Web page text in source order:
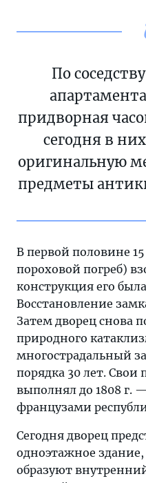
По
придворная
сегодня в
оригинальную
предметы
В первой половине
пороховой погреб)
конструкция его
Восстановление
Затем дворец снова
природного
многострадальный
порядка 30 лет.
выполнял до 1808 г.
французами
Сегодня дворец
одноэтажное
образуют